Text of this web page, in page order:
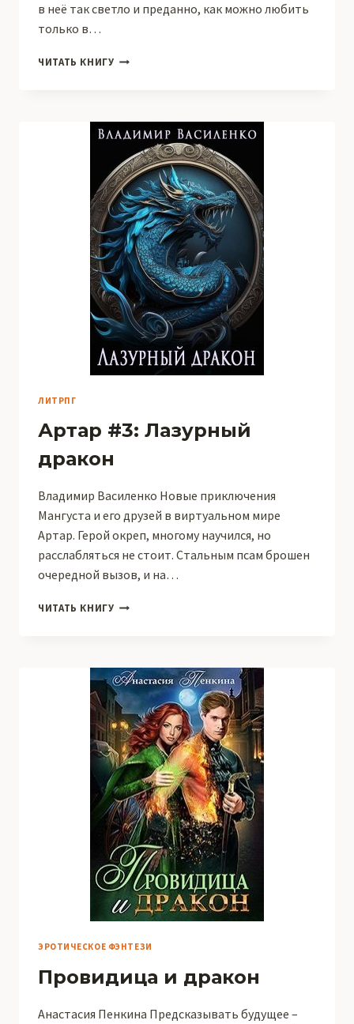
в неё так светло и преданно, как можно любить
только в…
ЧИТАТЬ КНИГУ ПУТЬ
ЛИТРПГ
Артар #3: Лазурный
дракон
Владимир Василенко Новые приключения
Мангуста и его друзей в виртуальном мире
Артар. Герой окреп, многому научился, но
расслабляться не стоит. Стальным псам брошен
очередной вызов, и на…
ЧИТАТЬ КНИГУ АРТАР
ЭРОТИЧЕСКОЕ ФЭНТЕЗИ
Провидица и дракон
Анастасия Пенкина Предсказывать будущее –